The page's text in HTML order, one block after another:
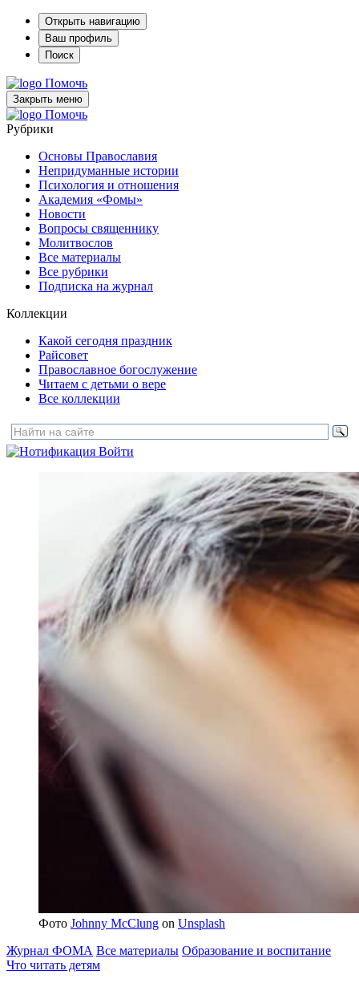
Открыть навигацию
Ваш профиль
Поиск
Помочь
Закрыть меню
Помочь
Рубрики
Основы Православия
Непридуманные истории
Психология и отношения
Академия «Фомы»
Новости
Вопросы священнику
Молитвослов
Все материалы
Все рубрики
Подписка на журнал
Коллекции
Какой сегодня праздник
Райсовет
Православное богослужение
Читаем с детьми о вере
Все коллекции
Войти
Фото Johnny McClung on Unsplash
Журнал ФОМА Все материалы Образование и воспитание
Что читать детям